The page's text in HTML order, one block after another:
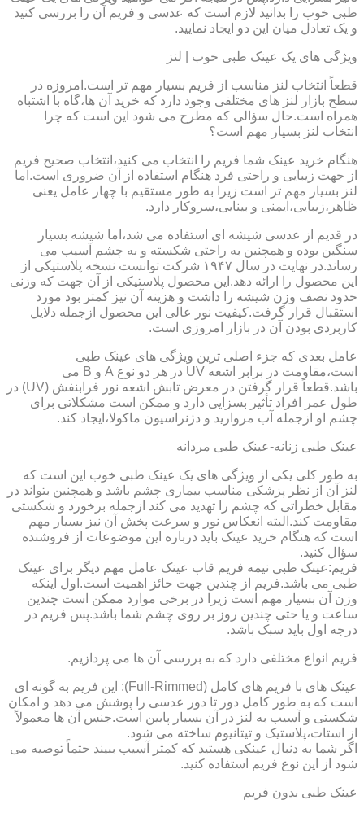
طبی خوب را بدانید لازم است که عدسی و فریم آن را بررسی کنید
و یک تعادل میان این دو ایجاد نمایید.
ویژگی های یک عینک طبی خوب | لنز
قطعاً انتخاب لنز مناسب از فریم بسیار مهم تر است.امروزه در
سطح بازار لنز های مختلفی وجود دارد که خرید آن ها،گاه با اشتباه
همراه است.حال سؤالی که مطرح می شود این است که چرا
انتخاب لنز بسیار مهم است؟
هنگام خرید عینک شما فریم را انتخاب می کنید،انتخاب صحیح فریم
از جهت زیبایی و راحتی فرد هنگام استفاده از آن ضروری است.اما
لنز بسیار مهم تر است زیرا به طور مستقیم با چهار عامل یعنی
ظاهر،زیبایی،ایمنی و بینایی،سروکار دارد.
در قدیم از عدسی شیشه ای استفاده می شد،اما شیشه بسیار
سنگین بوده و همچنین به راحتی شکسته و به چشم آسیب می
رساند.در نهایت در سال ۱۹۴۷ شرکت توانست نسخه پلاستیکی از
این محصول را ارائه دهد.این محصول پلاستیکی از آن جهت که وزنی
حدود نصف وزن شیشه را داشت و هزینه آن نیز کمتر بود مورد
استقبال قرار گرفت.کیفیت نور عالی این محصول ازجمله دلایل
کاربردی بودن آن در بازار امروزی است.
عامل بعدی که جزء اصلی ترین ویژگی های عینک طبی
است،مقاومت در برابر اشعه UV در هر دو نوع A و B می
باشد.قطعاً قرار گرفتن در معرض تابش اشعه نور فرابنفش (UV) در
طول عمر افراد تأثیر بسزایی دارد و ممکن است مشکلاتی برای
چشم او ازجمله آب مروارید و دژنراسیون ماکولا،ایجاد کند.
عینک طبی زنانه-عینک طبی مردانه
به طور کلی یکی از ویژگی های یک عینک طبی خوب این است که
لنز آن از نظر پزشکی مناسب بیماری چشم باشد و همچنین بتواند در
مقابل خطراتی که چشم را تهدید می کند ازجمله برخورد و شکستی
مقاومت کند.البته انعکاس نور و سرعت پخش آن نیز بسیار مهم
است که هنگام خرید عینک باید درباره این موضوعات از فروشنده
سؤال کنید.
فریم:عینک طبی نیمه فریم قاب عینک عامل مهم دیگر برای عینک
طبی می باشد.فریم از چندین جهت حائز اهمیت است.اول اینکه
وزن آن بسیار مهم است زیرا در برخی موارد ممکن است چندین
ساعت و یا حتی چندین روز بر روی چشم شما باشد.پس فریم در
درجه اول باید سبک باشد.
فریم انواع مختلفی دارد که به بررسی آن ها می پردازیم.
عینک های با فریم های کامل (Full-Rimmed): این فریم به گونه ای
است که به طور کامل دور تا دور عدسی را پوشش می دهد و امکان
شکستی و آسیب به لنز در آن بسیار پایین است.جنس آن ها معمولاً
از استات،پلاستیک و تیتانیوم ساخته می شود.
اگر شما به دنبال عینکی هستید که کمتر آسیب ببیند حتماً توصیه می
شود از این نوع فریم استفاده کنید.
عینک طبی بدون فریم